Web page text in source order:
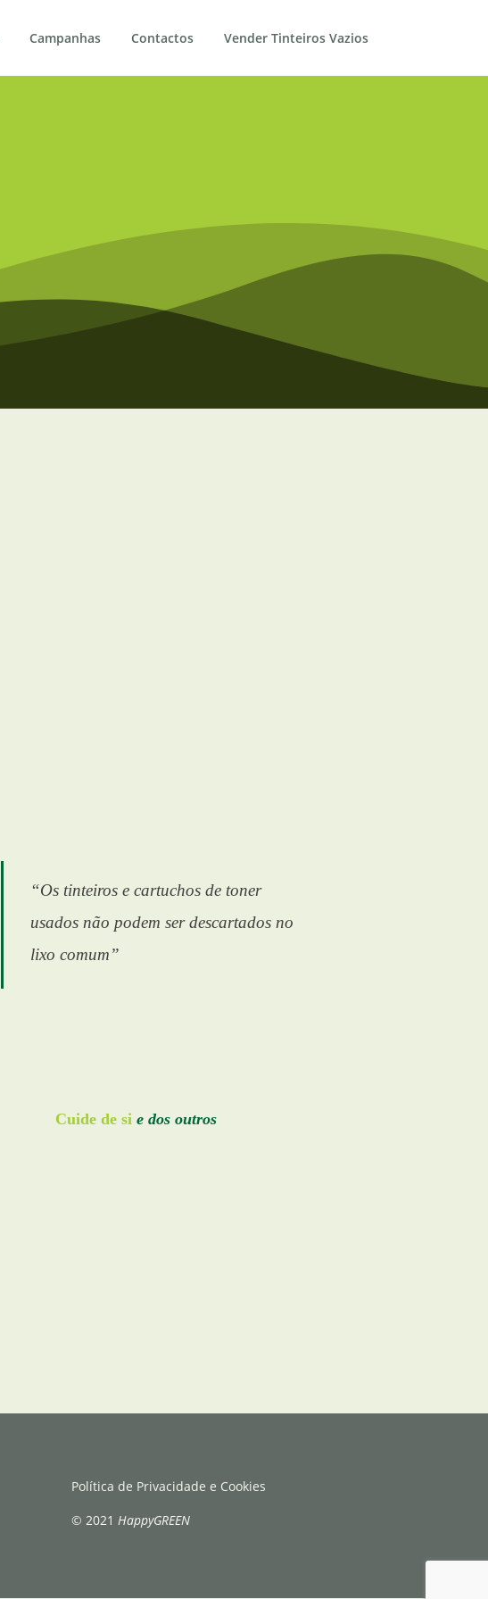
Campanhas Contactos Vender Tinteiros Vazios
“Os tinteiros e cartuchos de toner
usados não podem ser descartados no
lixo comum”
Cuide de sie dos outros
Política de Privacidade e Cookies
© 2021 HappyGREEN